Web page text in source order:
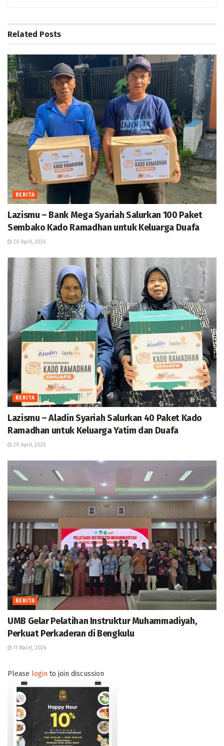
Related Posts
BERITA
Lazismu – Bank Mega Syariah Salurkan 100 Paket
Sembako Kado Ramadhan untuk Keluarga Duafa
20 April, 2026
BERITA
Lazismu – Aladin Syariah Salurkan 40 Paket Kado
Ramadhan untuk Keluarga Yatim dan Duafa
20 April, 2026
BERITA
UMB Gelar Pelatihan Instruktur Muhammadiyah,
Perkuat Perkaderan di Bengkulu
11 Maret, 2026
Please login to join discussion